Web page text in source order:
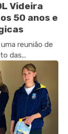
Videira
50 anos e
reunião de
das...